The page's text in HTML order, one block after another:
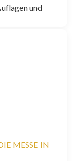
und
MESSE IN